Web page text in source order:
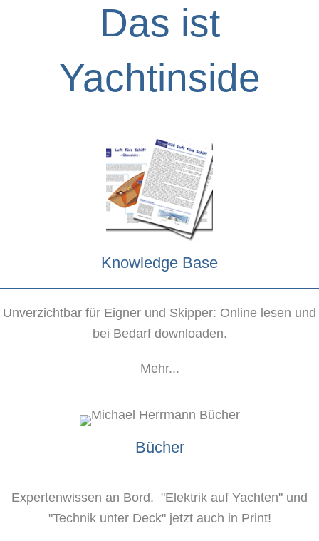
Das ist
Yachtinside
Knowledge Base
Unverzichtbar für Eigner und Skipper: Online lesen und
bei Bedarf downloaden.
Mehr...
Bücher
Expertenwissen an Bord. "Elektrik auf Yachten" und
"Technik unter Deck" jetzt auch in Print!